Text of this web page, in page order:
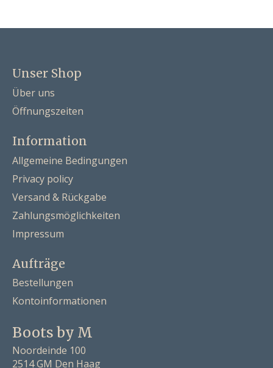
Unser Shop
Über uns
Öffnungszeiten
Information
Allgemeine Bedingungen
Privacy policy
Versand & Rückgabe
Zahlungsmöglichkeiten
Impressum
Aufträge
Bestellungen
Kontoinformationen
Boots by M
Noordeinde 100
2514 GM Den Haag